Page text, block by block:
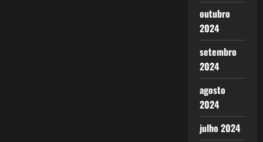
outubro
2024
setembro
2024
agosto
2024
julho 2024